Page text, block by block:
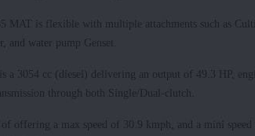
MAT is flexible with multiple attachments such as
water pump Genset.
3054 cc (diesel) delivering an output of 49.3 HP,
through both Single/Dual-clutch.
offering a max speed of 30.9 kmph, and a mini